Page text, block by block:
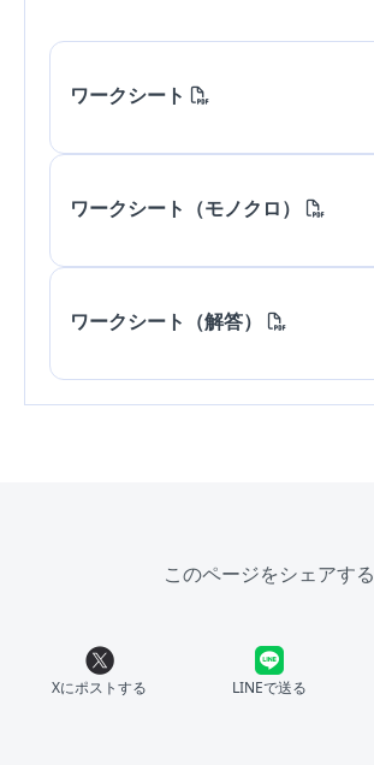
ワークシート
ワークシート（モノクロ）
ワークシート（解答）
このページをシェアする
Xにポストする LINEで送る